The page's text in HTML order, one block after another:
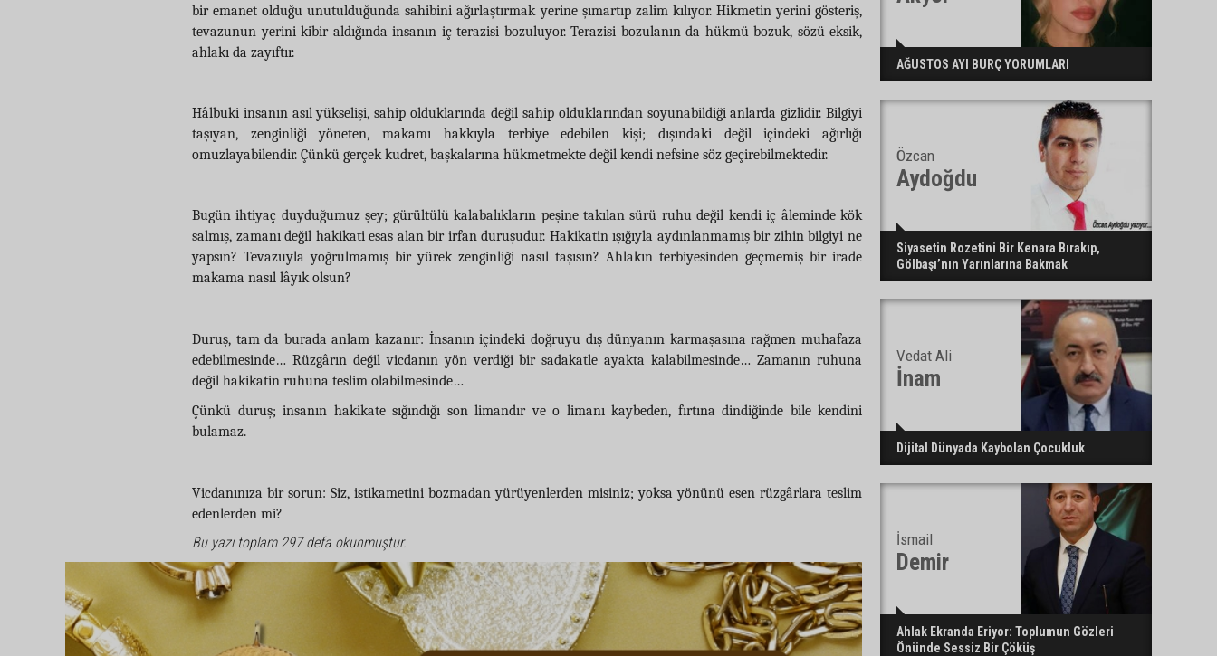
bir emanet olduğu unutulduğunda sahibini ağırlaştırmak yerine şımartıp zalim kılıyor. Hikmetin yerini gösteriş,
tevazunun yerini kibir aldığında insanın iç terazisi bozuluyor. Terazisi bozulanın da hükmü bozuk, sözü eksik,
ahlakı da zayıftır.
Hâlbuki insanın asıl yükselişi, sahip olduklarında değil sahip olduklarından soyunabildiği anlarda gizlidir. Bilgiyi
taşıyan, zenginliği yöneten, makamı hakkıyla terbiye edebilen kişi; dışındaki değil içindeki ağırlığı
omuzlayabilendir. Çünkü gerçek kudret, başkalarına hükmetmekte değil kendi nefsine söz geçirebilmektedir.
Bugün ihtiyaç duyduğumuz şey; gürültülü kalabalıkların peşine takılan sürü ruhu değil kendi iç âleminde kök
salmış, zamanı değil hakikati esas alan bir irfan duruşudur. Hakikatin ışığıyla aydınlanmamış bir zihin bilgiyi ne
yapsın? Tevazuyla yoğrulmamış bir yürek zenginliği nasıl taşısın? Ahlakın terbiyesinden geçmemiş bir irade
makama nasıl lâyık olsun?
Duruş, tam da burada anlam kazanır: İnsanın içindeki doğruyu dış dünyanın karmaşasına rağmen muhafaza
edebilmesinde… Rüzgârın değil vicdanın yön verdiği bir sadakatle ayakta kalabilmesinde… Zamanın ruhuna
değil hakikatin ruhuna teslim olabilmesinde…
Çünkü duruş; insanın hakikate sığındığı son limandır ve o limanı kaybeden, fırtına dindiğinde bile kendini
bulamaz.
Vicdanınıza bir sorun: Siz, istikametini bozmadan yürüyenlerden misiniz; yoksa yönünü esen rüzgârlara teslim
edenlerden mi?
Bu yazı toplam 297 defa okunmuştur.
AĞUSTOS AYI BURÇ YORUMLARI
Özcan
Aydoğdu
Siyasetin Rozetini Bir Kenara Bırakıp,
Gölbaşı’nın Yarınlarına Bakmak
Vedat Ali
İnam
Dijital Dünyada Kaybolan Çocukluk
İsmail
Demir
Ahlak Ekranda Eriyor: Toplumun Gözleri
Önünde Sessiz Bir Çöküş